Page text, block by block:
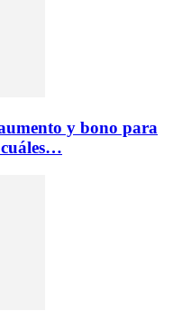
y bono para